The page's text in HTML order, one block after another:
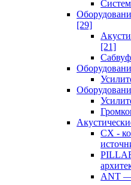
[29]
[21]
CX -
ANT —